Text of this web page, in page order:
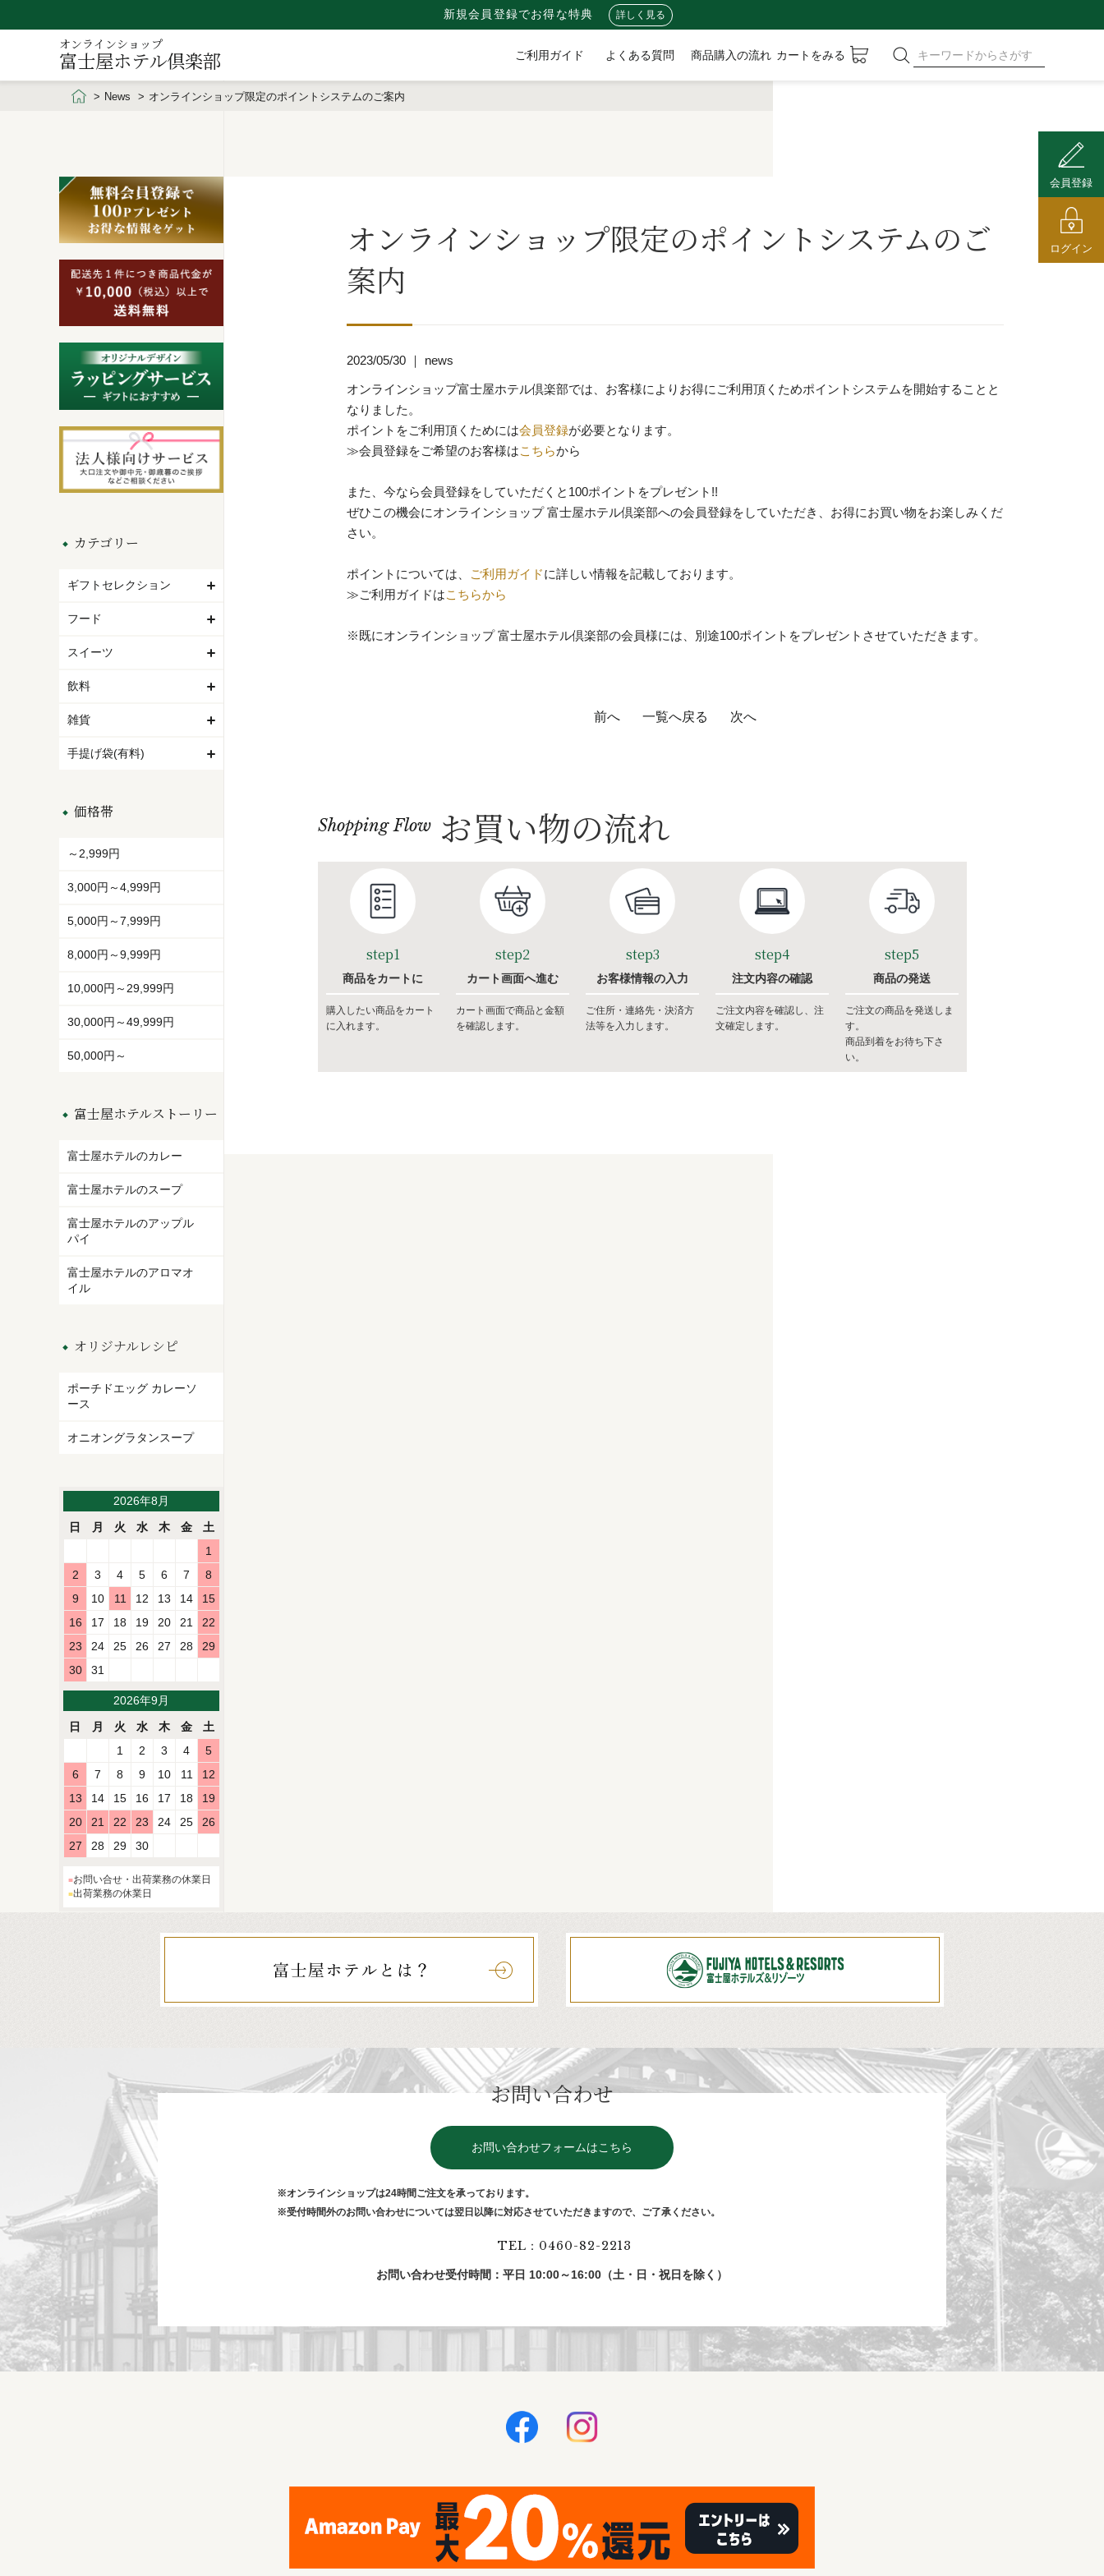
新規会員登録でお得な特典 詳しく見る
オンラインショップ
富士屋ホテル倶楽部 ご利用ガイド よくある質問 商品購入の流れ カートをみる
会員登録
ログイン
News オンラインショップ限定のポイントシステムのご案内
オンラインショップ限定のポイントシステムのご
案内
2023/05/30 ｜ news
オンラインショップ富士屋ホテル倶楽部では、お客様によりお得にご利用頂くためポイントシステムを開始することと
なりました。
ポイントをご利用頂くためには会員登録が必要となります。
≫会員登録をご希望のお客様はこちらから
また、今なら会員登録をしていただくと100ポイントをプレゼント!!
ぜひこの機会にオンラインショップ 富士屋ホテル倶楽部への会員登録をしていただき、お得にお買い物をお楽しみくだ
さい。
ポイントについては、 ご利用ガイドに詳しい情報を記載しております。
≫ご利用ガイドはこちらから
※既にオンラインショップ 富士屋ホテル倶楽部の会員様には、別途100ポイントをプレゼントさせていただきます。
前へ 一覧へ戻る 次へ
Shopping Flow お買い物の流れ
step1
商品をカートに
購入したい商品をカート
に入れます。
step2
カート画面へ進む
カート画面で商品と金額
を確認します。
step3
お客様情報の入力
ご住所・連絡先・決済方
法等を入力します。
step4
注文内容の確認
ご注文内容を確認し、注
文確定します。
step5
商品の発送
ご注文の商品を発送しま
す。
商品到着をお待ち下さ
い。
カテゴリー
ギフトセレクション
フード
スイーツ
飲料
雑貨
手提げ袋(有料)
価格帯
～2,999円
3,000円～4,999円
5,000円～7,999円
8,000円～9,999円
10,000円～29,999円
30,000円～49,999円
50,000円～
富士屋ホテルストーリー
富士屋ホテルのカレー
富士屋ホテルのスープ
富士屋ホテルのアップル
パイ
富士屋ホテルのアロマオ
イル
オリジナルレシピ
ポーチドエッグ カレーソ
ース
オニオングラタンスープ
2026年8月
日
月 火 水 木 金
土
1
2
3 4 5 6 7
8
9
10 11 12 13 14
15
16
17 18 19 20 21
22
23
24 25 26 27 28
29
30
31
2026年9月
日
月 火 水 木 金
土
1
2 3 4
5
6
7 8 9 10 11
12
13
14 15 16 17 18
19
20
21 22 23 24 25
26
27
28 29 30
お問い合せ・出荷業務の休業日
出荷業務の休業日
お問い合わせ
お問い合わせフォームはこちら
※オンラインショップは24時間ご注⽂を承っております。
※受付時間外のお問い合わせについては翌⽇以降に対応させていただきますので、ご了承ください。
TEL：0460-82-2213
お問い合わせ受付時間：平日 10:00～16:00（土・日・祝日を除く）